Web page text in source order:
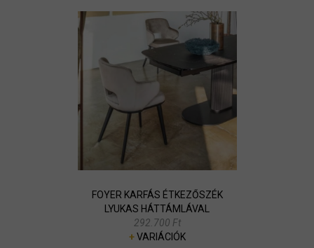
FOYER KARFÁS ÉTKEZŐSZÉK
LYUKAS HÁTTÁMLÁVAL
292.700 Ft
+VARIÁCIÓK